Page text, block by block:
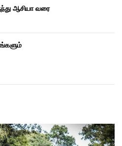
ஆசியா வரை